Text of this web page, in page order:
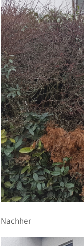
Nachher